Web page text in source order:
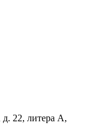
д. 22, литера А,